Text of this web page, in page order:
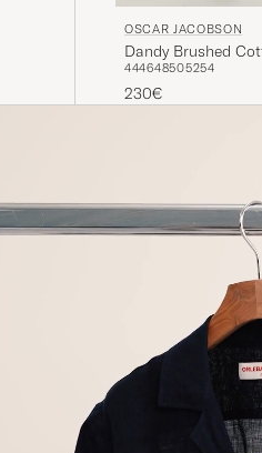
OSCAR JACOBSON
Dandy Brushed
444648505254
230€